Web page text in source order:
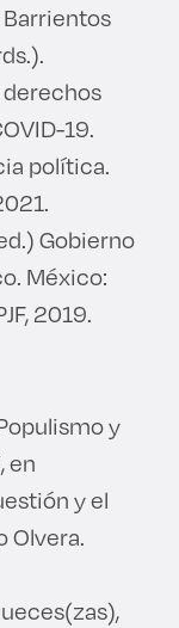
Barrientos
19.
política.
Gobierno
México:
2019.
y
en
y el
Olvera.